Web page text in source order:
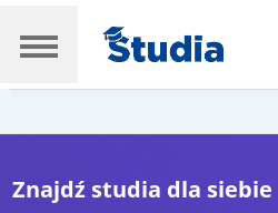
Znajdź studia dla siebie